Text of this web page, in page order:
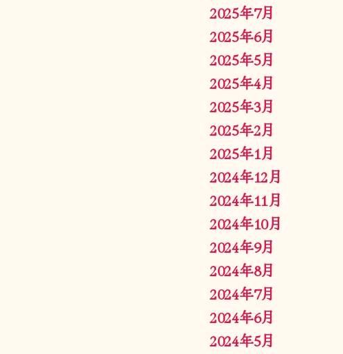
2025年7月
2025年6月
2025年5月
2025年4月
2025年3月
2025年2月
2025年1月
2024年12月
2024年11月
2024年10月
2024年9月
2024年8月
2024年7月
2024年6月
2024年5月